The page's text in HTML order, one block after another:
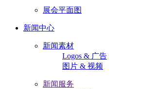
展会平面图
新闻中心
新闻素材
Logos & 广告
图片 & 视频
新闻服务